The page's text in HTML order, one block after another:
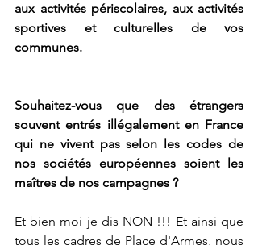
aux activités périscolaires, aux activités
sportives et culturelles de vos
communes.
Souhaitez-vous que des étrangers
souvent entrés illégalement en France
qui ne vivent pas selon les codes de
nos sociétés européennes soient les
maîtres de nos campagnes ?
Et bien moi je dis NON !!! Et ainsi que
tous les cadres de Place d'Armes, nous